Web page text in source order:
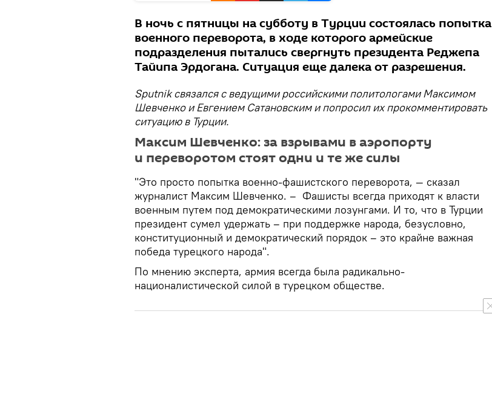
В ночь с пятницы на субботу в Турции состоялась попытка
военного переворота, в ходе которого армейские
подразделения пытались свергнуть президента Реджепа
Тайипа Эрдогана. Ситуация еще далека от разрешения.
Sputnik связался с ведущими российскими политологами Максимом
Шевченко и Евгением Сатановским и попросил их прокомментировать
ситуацию в Турции.
Максим Шевченко: за взрывами в аэропорту
и переворотом стоят одни и те же силы
"Это просто попытка военно-фашистского переворота, — сказал
журналист Максим Шевченко. – Фашисты всегда приходят к власти
военным путем под демократическими лозунгами. И то, что в Турции
президент сумел удержать – при поддержке народа, безусловно,
конституционный и демократический порядок – это крайне важная
победа турецкого народа".
По мнению эксперта, армия всегда была радикально-
националистической силой в турецком обществе.